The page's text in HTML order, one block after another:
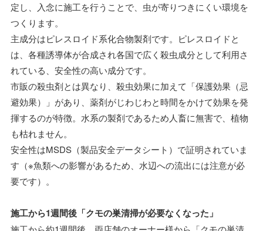
定し、入念に施工を行うことで、虫が寄りつきにくい環境を
つくります。
主成分はピレスロイド系化合物製剤です。ピレスロイドと
は、各種誘導体が合成され各国で広く殺虫成分として利用さ
れている、安全性の高い成分です。
市販の殺虫剤とは異なり、殺虫効果に加えて「保護効果（忌
避効果）」があり、薬剤がじわじわと時間をかけて効果を発
揮するのが特徴。水系の製剤であるため人畜に無害で、植物
も枯れません。
安全性はMSDS（製品安全データシート）で証明されていま
す（※魚類への影響があるため、水辺への流出には注意が必
要です）。
施工から1週間後「クモの巣清掃が必要なくなった」